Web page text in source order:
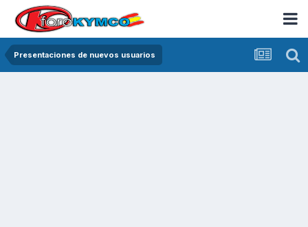
Presentaciones de nuevos usuarios